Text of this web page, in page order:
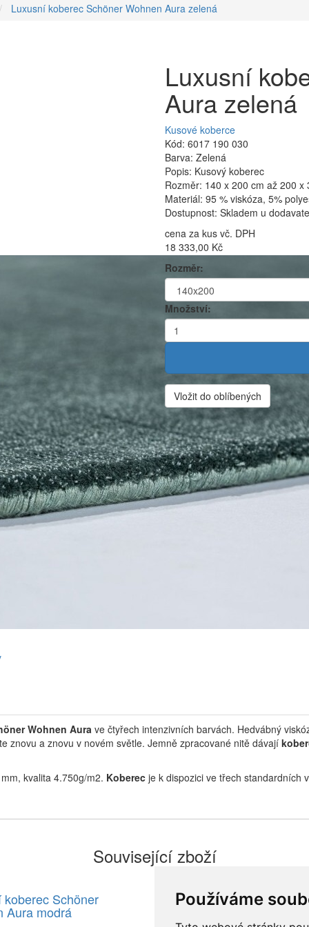
Používáme
Luxusní koberec Schöner Wohnen Aura zelená
Luxusní
Aura zelená
Kusové koberce
Kód: 6017 190 030
Barva: Zelená
Popis: Kusový koberec
Rozměr: 140 x 200 cm až 200 x
Materiál: 95 % viskóza, 5%
Dostupnost: Skladem u
cena za kus vč. DPH
18 333,00 Kč
Rozměr:
Množství:
Vložit do oblíbených
Wohnen Aura ve čtyřech intenzivních barvách. Hedvábný
znovu a znovu v novém světle. Jemně zpracované nitě dávají
kvalita 4.750g/m2. Koberec je k dispozici ve třech standardních
Související zboží
koberec Schöner
Aura modrá
Luxusní koberec Schöner